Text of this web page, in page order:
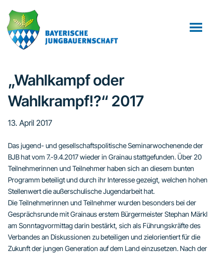
Inhalt
springen
Seitenspalte
springen
Fußzeile
springen
„Wahlkampf oder
Wahlkrampf!?“ 2017
13. April 2017
Das jugend- und gesellschaftspolitische Seminarwochenende der
BJB hat vom 7.-9.4.2017 wieder in Grainau stattgefunden. Über 20
Teilnehmerinnen und Teilnehmer haben sich an diesem bunten
Programm beteiligt und durch ihr Interesse gezeigt, welchen hohen
Stellenwert die außerschulische Jugendarbeit hat.
Die Teilnehmerinnen und Teilnehmer wurden besonders bei der
Gesprächsrunde mit Grainaus erstem Bürgermeister Stephan Märkl
am Sonntagvormittag darin bestärkt, sich als Führungskräfte des
Verbandes an Diskussionen zu beteiligen und zielorientiert für die
Zukunft der jungen Generation auf dem Land einzusetzen. Nach der